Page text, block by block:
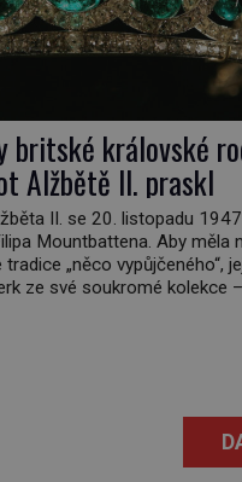
britské královské
Alžbětě II. praskl
II. se 20. listopadu
Mountbattena. Aby měla
„něco vypůjčeného“,
ze své soukromé kolekce –